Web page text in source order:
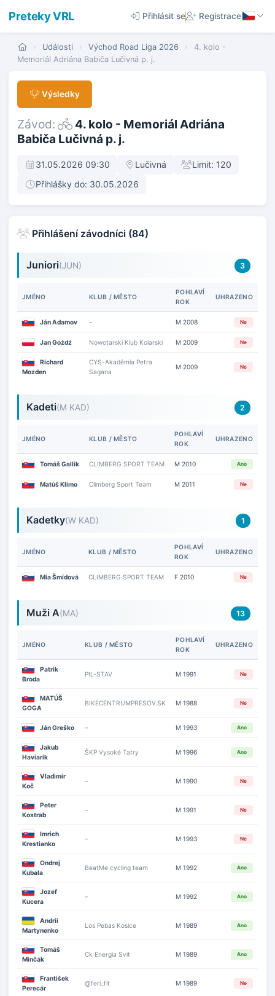
Preteky VRL Přihlásit se Registrace
› Události › Východ Road Liga 2026 ›
4. kolo -
Memoriál Adriána Babiča Lučivná p. j.
Výsledky
Závod:
4. kolo - Memoriál Adriána
Babiča Lučivná p. j.
31.05.2026 09:30 Lučivná
Limit: 120
Přihlášky do: 30.05.2026
Přihlášení závodníci (84)
Juniori(JUN) 3
JMÉNO KLUB / MĚSTO
POHLAVÍ
ROK
UHRAZENO
Ján Adamov – M 2008 Ne
Jan Goźdź Nowotarski Klub Kolarski M 2009 Ne
Richard
Mozden
CYS-Akadémia Petra
Sagana
M 2009 Ne
Kadeti(M KAD) 2
JMÉNO KLUB / MĚSTO
POHLAVÍ
ROK
UHRAZENO
Tomáš Gallik CLIMBERG SPORT TEAM M 2010 Ano
Matúš Klimo Climberg Sport Team M 2011 Ne
Kadetky(W KAD) 1
JMÉNO KLUB / MĚSTO
POHLAVÍ
ROK
UHRAZENO
Mia Šmídová CLIMBERG SPORT TEAM F 2010 Ne
Muži A(MA) 13
JMÉNO KLUB / MĚSTO
POHLAVÍ
ROK
UHRAZENO
Patrik
Broda
PIL-STAV M 1991 Ne
MATÚŠ
GOGA
BIKECENTRUMPRESOV.SK M 1988 Ne
Ján Greško – M 1993 Ano
Jakub
Haviarik
ŠKP Vysoké Tatry M 1996 Ano
Vladimir
Koč
– M 1990 Ne
Peter
Kostrab
– M 1991 Ne
Imrich
Krestianko
– M 1993 Ne
Ondrej
Kubala
BeatMe cycling team M 1992 Ano
Jozef
Kucera
– M 1992 Ano
Andrii
Martynenko
Los Pebas Kosice M 1989 Ano
Tomáš
Minčák
Ck Energia Svit M 1989 Ano
František
Perecár
@feri_fit M 1989 Ne